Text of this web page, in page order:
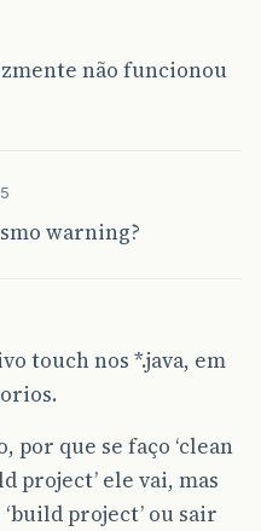
não funcionou
warning?
touch nos *.java, em
por que se faço ‘clean
project’ ele vai, mas
project’ ou sair